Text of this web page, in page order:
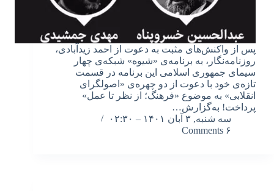
پس از واکنش‌های مثبت به دعوت از احمد زیدآبادی،
روزنامه‌نگار، به برنامه‌ی «شیوه» شبکه‌ی چهار
سیمای جمهوری اسلامی این برنامه در قسمت
تازه‌ی خود با دعوت از دو چهره‌ی «اصولگرای
انقلابی» به موضوع «فرهنگ؛ از نظر تا عمل»
پرداخت! به‌گزارش…
سه شنبه, ۳ آبان ۱۴۰۱ – ۰۲:۳۰
۶ Comments